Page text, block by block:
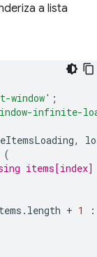
a lista
window' ;
infinite-
,
(
. length + 1 :